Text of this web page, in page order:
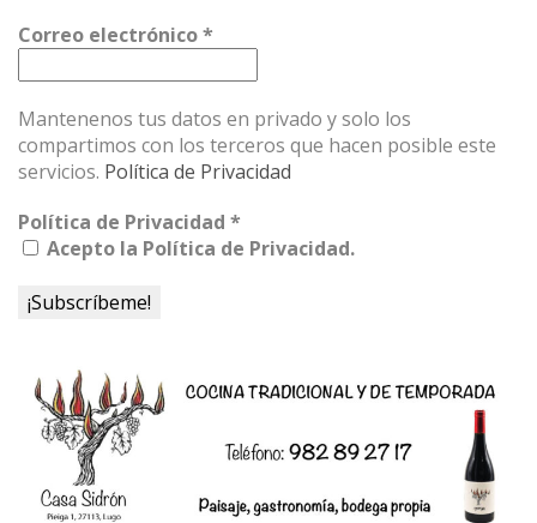
Correo electrónico*
Mantenenos tus datos en privado y solo los
compartimos con los terceros que hacen posible este
servicios. Política de Privacidad
Política de Privacidad *
Acepto la Política de Privacidad.